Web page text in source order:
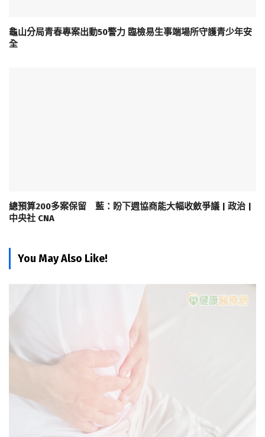
龜山分局青春專案出動50警力 臨檢易生事端場所守護青少年安
全
總預算200多案保留 藍：盼下週協商能大幅收斂爭議 | 政治 |
中央社 CNA
You May Also Like!